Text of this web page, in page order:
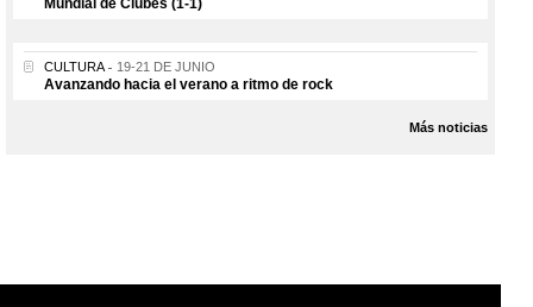
Mundial de Clubes (1-1)
CULTURA 19-21 DE JUNIO
Avanzando hacia el verano a ritmo de rock
Más noticias